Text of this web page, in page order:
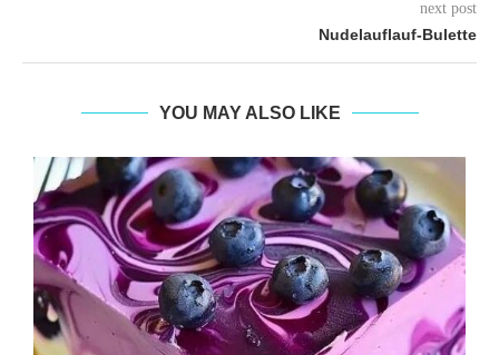
next post
Nudelauflauf-Bulette
YOU MAY ALSO LIKE